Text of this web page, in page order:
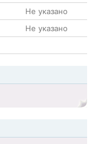
Не указано
Не указано